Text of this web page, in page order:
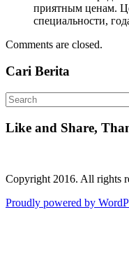
приятным ценам.
специальности,
Comments are closed.
Cari Berita
Like and Share,
Copyright 2016. All rights
Proudly powered by